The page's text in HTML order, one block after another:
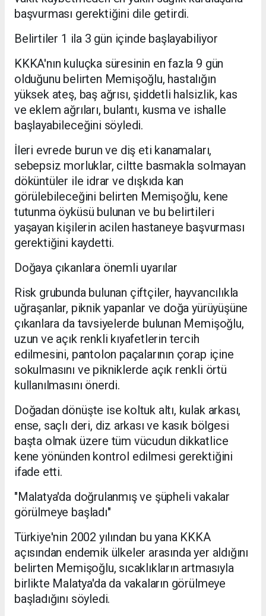
başvurması gerektiğini dile getirdi.
Belirtiler 1 ila 3 gün içinde başlayabiliyor
KKKA'nın kuluçka süresinin en fazla 9 gün
olduğunu belirten Memişoğlu, hastalığın
yüksek ateş, baş ağrısı, şiddetli halsizlik, kas
ve eklem ağrıları, bulantı, kusma ve ishalle
başlayabileceğini söyledi.
İleri evrede burun ve diş eti kanamaları,
sebepsiz morluklar, ciltte basmakla solmayan
döküntüler ile idrar ve dışkıda kan
görülebileceğini belirten Memişoğlu, kene
tutunma öyküsü bulunan ve bu belirtileri
yaşayan kişilerin acilen hastaneye başvurması
gerektiğini kaydetti.
Doğaya çıkanlara önemli uyarılar
Risk grubunda bulunan çiftçiler, hayvancılıkla
uğraşanlar, piknik yapanlar ve doğa yürüyüşüne
çıkanlara da tavsiyelerde bulunan Memişoğlu,
uzun ve açık renkli kıyafetlerin tercih
edilmesini, pantolon paçalarının çorap içine
sokulmasını ve pikniklerde açık renkli örtü
kullanılmasını önerdi.
Doğadan dönüşte ise koltuk altı, kulak arkası,
ense, saçlı deri, diz arkası ve kasık bölgesi
başta olmak üzere tüm vücudun dikkatlice
kene yönünden kontrol edilmesi gerektiğini
ifade etti.
"Malatya'da doğrulanmış ve şüpheli vakalar
görülmeye başladı"
Türkiye'nin 2002 yılından bu yana KKKA
açısından endemik ülkeler arasında yer aldığını
belirten Memişoğlu, sıcaklıkların artmasıyla
birlikte Malatya'da da vakaların görülmeye
başladığını söyledi.